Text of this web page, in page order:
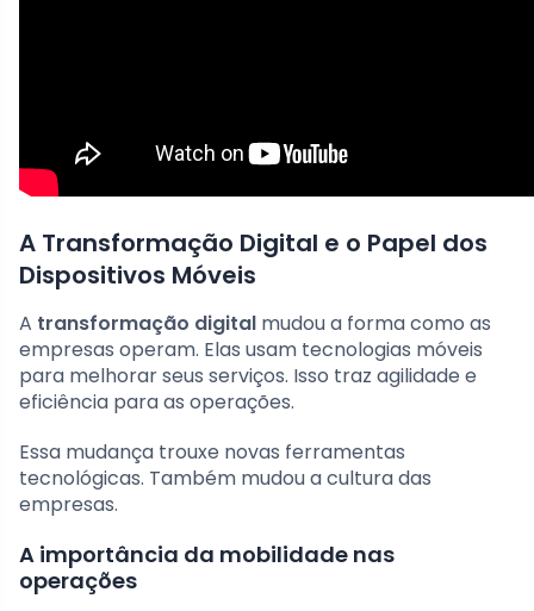
A Transformação Digital e o Papel dos
Dispositivos Móveis
A transformação digital mudou a forma como as
empresas operam. Elas usam tecnologias móveis
para melhorar seus serviços. Isso traz agilidade e
eficiência para as operações.
Essa mudança trouxe novas ferramentas
tecnológicas. Também mudou a cultura das
empresas.
A importância da mobilidade nas
operações